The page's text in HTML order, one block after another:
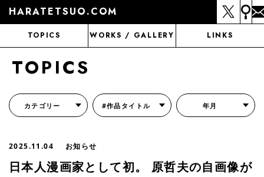
HARATETSUO.COM
TOPICS WORKS / GALLERY LINKS
TOPICS
カテゴリー #作品タイトル 年月
2025.11.04 お知らせ
日本人漫画家として初。 原哲夫の自画像が